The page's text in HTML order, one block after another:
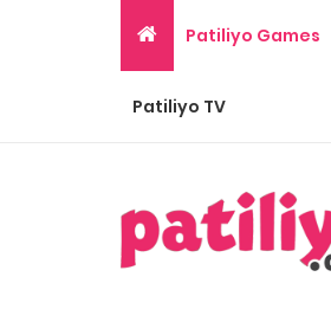
Patiliyo Games
Patiliyo TV